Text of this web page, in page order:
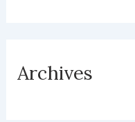
Archives